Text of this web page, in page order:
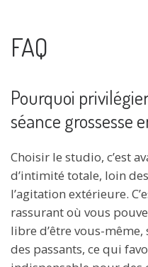
FAQ
Pourquoi
séance grossesse
Choisir le studio, c’est
d’intimité totale, loin
l’agitation extérieure.
rassurant où vous
libre d’être vous-
des passants, ce qui